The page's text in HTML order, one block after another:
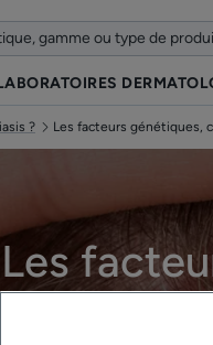
? Les facteurs génétiques,
Les